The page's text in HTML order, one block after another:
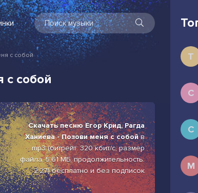
с собой
с собой
Скачать песню Егор Крид, Рагда
Ханиева - Позови меня с собойв
mp3 (битрейт: 320 кбит/с, размер
файла: 5.61 МБ, продолжительность:
2:27) бесплатно и без подписок
Т
С
С
M